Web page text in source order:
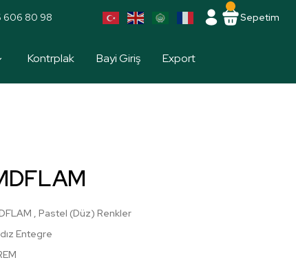
606 80 98 Sepetim
Kontrplak Bayi Giriş Export
, Pastel (Düz) Renkler
Entegre